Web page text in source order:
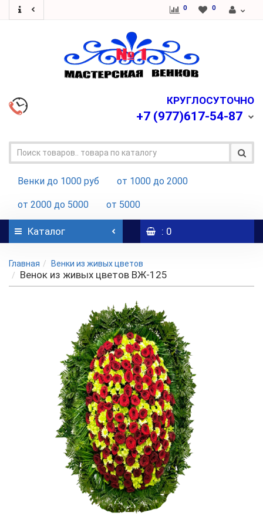
0 0
КРУГЛОСУТОЧНО
+7 (977)617-54-87
Венки до 1000 руб от 1000 до 2000
от 2000 до 5000 от 5000
Каталог : 0
Главная Венки из живых цветов
Венок из живых цветов ВЖ-125